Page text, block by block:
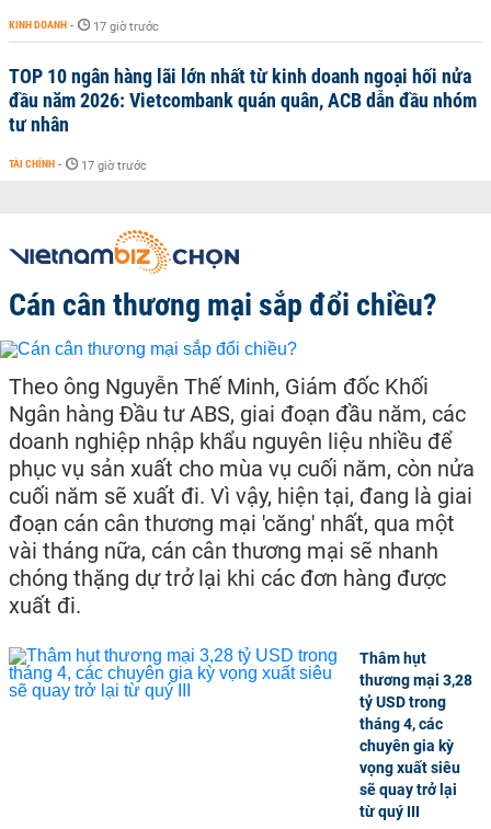
KINH DOANH - 17 giờ trước
TOP 10 ngân hàng lãi lớn nhất từ kinh doanh ngoại hối nửa
đầu năm 2026: Vietcombank quán quân, ACB dẫn đầu nhóm
tư nhân
TÀI CHÍNH - 17 giờ trước
Cán cân thương mại sắp đổi chiều?
Theo ông Nguyễn Thế Minh, Giám đốc Khối
Ngân hàng Đầu tư ABS, giai đoạn đầu năm, các
doanh nghiệp nhập khẩu nguyên liệu nhiều để
phục vụ sản xuất cho mùa vụ cuối năm, còn nửa
cuối năm sẽ xuất đi. Vì vậy, hiện tại, đang là giai
đoạn cán cân thương mại 'căng' nhất, qua một
vài tháng nữa, cán cân thương mại sẽ nhanh
chóng thặng dự trở lại khi các đơn hàng được
xuất đi.
Thâm hụt
thương mại 3,28
tỷ USD trong
tháng 4, các
chuyên gia kỳ
vọng xuất siêu
sẽ quay trở lại
từ quý III